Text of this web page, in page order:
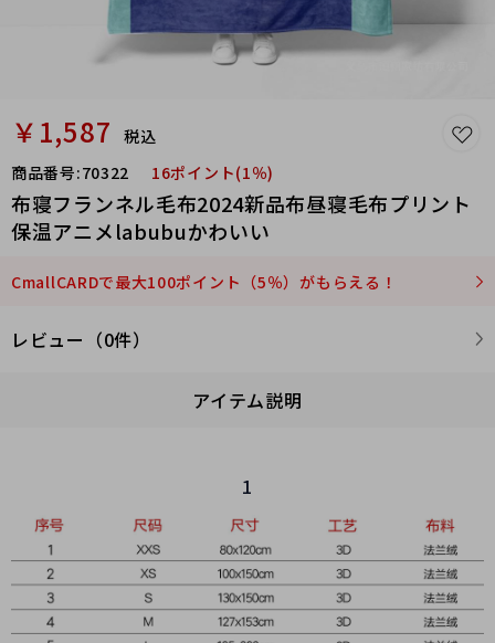
￥1,587
税込
商品番号:70322 16ポイント(1％)
布寝フランネル毛布2024新品布昼寝毛布プリント
保温アニメlabubuかわいい
CmallCARDで最大100ポイント（5％）がもらえる！
レビュー（0件）
アイテム説明
1